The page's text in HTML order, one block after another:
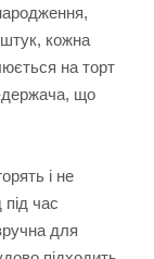
кожна
на торт
держача, що
і не
час
для